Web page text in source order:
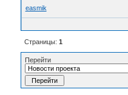
easmik
Страницы: 1
Перейти